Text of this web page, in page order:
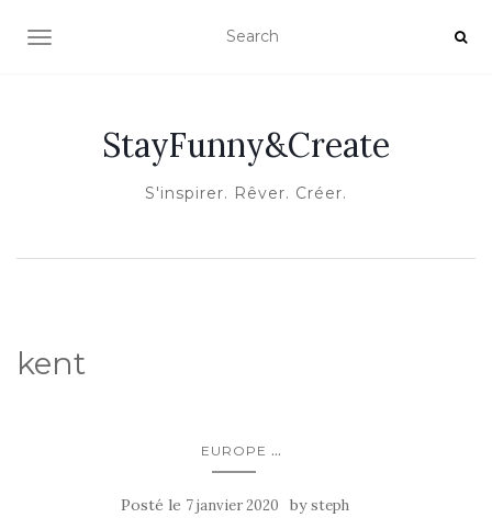
OUVRIR/FERMER LA NAVIGATION
StayFunny&Create
S'inspirer. Rêver. Créer.
kent
EUROPE ...
Posté le 7 janvier 2020 bysteph